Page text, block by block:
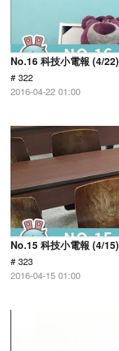
No.16 科技小電報 (4/22)
# 322
2016-04-22 01:00
No.15 科技小電報 (4/15)
# 323
2016-04-15 01:00